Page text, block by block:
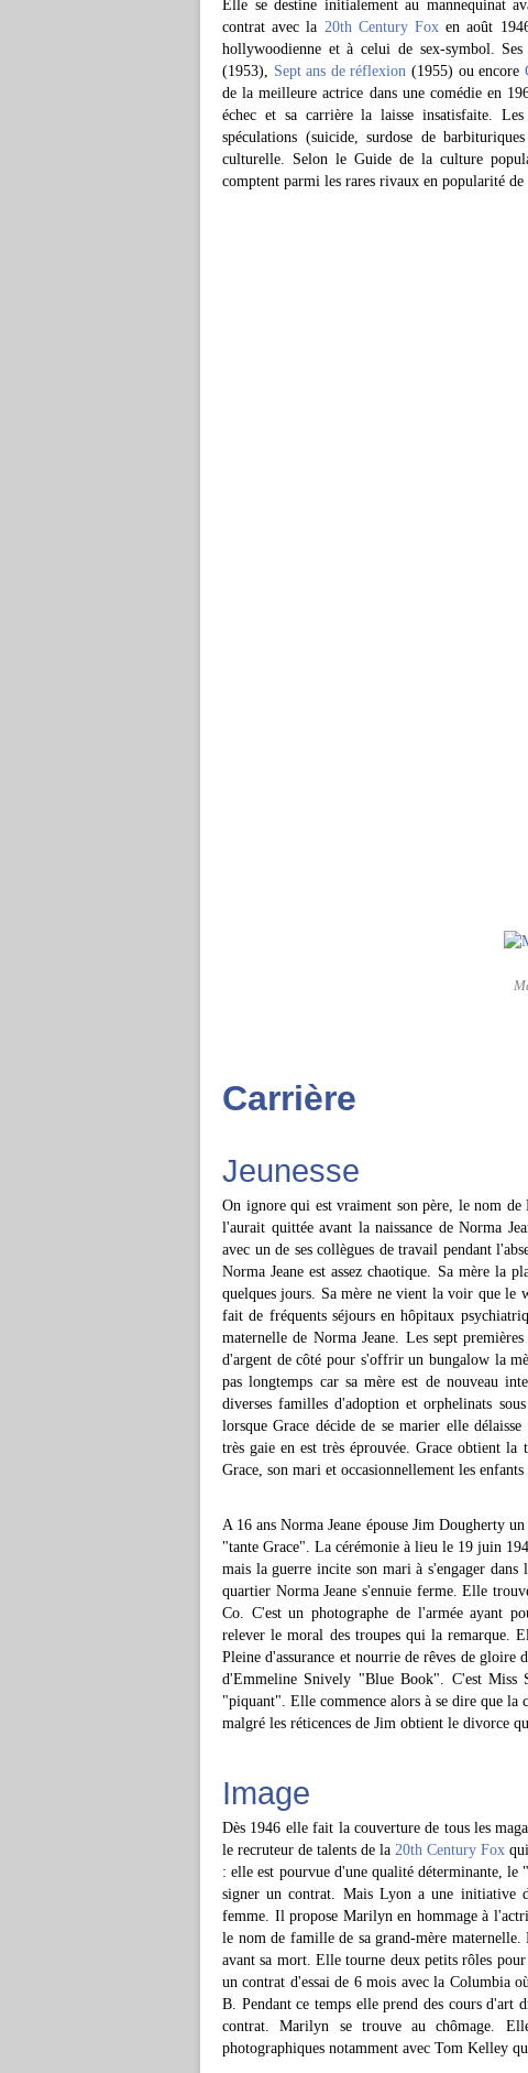
Elle se destine initialement au mannequinat
contrat avec la 20th Century Fox en août
hollywoodienne et à celui de sex-symbol.
(1953), Sept ans de réflexion (1955) ou encore
de la meilleure actrice dans une comédie en
échec et sa carrière la laisse insatisfaite.
spéculations (suicide, surdose de
culturelle. Selon le Guide de la culture
comptent parmi les rares rivaux en popularité de
Carrière
Jeunesse
On ignore qui est vraiment son père, le nom
l'aurait quittée avant la naissance de Norma
avec un de ses collègues de travail pendant
Norma Jeane est assez chaotique. Sa mère la
quelques jours. Sa mère ne vient la voir que le
fait de fréquents séjours en hôpitaux
maternelle de Norma Jeane. Les sept
d'argent de côté pour s'offrir un bungalow la
pas longtemps car sa mère est de nouveau
diverses familles d'adoption et orphelinats
lorsque Grace décide de se marier elle
très gaie en est très éprouvée. Grace obtient
Grace, son mari et occasionnellement les
A 16 ans Norma Jeane épouse Jim Dougherty
"tante Grace". La cérémonie à lieu le 19 juin
mais la guerre incite son mari à s'engager
quartier Norma Jeane s'ennuie ferme. Elle
Co. C'est un photographe de l'armée ayant
relever le moral des troupes qui la remarque.
Pleine d'assurance et nourrie de rêves de gloire
d'Emmeline Snively "Blue Book". C'est
"piquant". Elle commence alors à se dire que la
malgré les réticences de Jim obtient le divorce
Image
Dès 1946 elle fait la couverture de tous les
le recruteur de talents de la20th Century Fox
: elle est pourvue d'une qualité déterminante, le
signer un contrat. Mais Lyon a une initiative
femme. Il propose Marilyn en hommage à
le nom de famille de sa grand-mère
avant sa mort. Elle tourne deux petits rôles
un contrat d'essai de 6 mois avec la Columbia
B. Pendant ce temps elle prend des cours d'art
contrat. Marilyn se trouve au chômage.
photographiques notamment avec Tom Kelley